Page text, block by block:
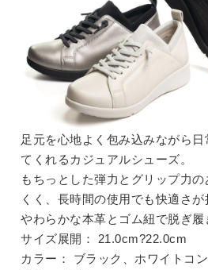
足元を心地よく包み込みながら
てくれるカジュアルシューズ。
もちっとした弾力とグリップ力
くく、長時間の使用でも快適さが
やわらかな本革とゴム紐で脱ぎ履
サイズ展開：
21.0cm?22.0cm
カラー：
ブラック、ホワイトコ